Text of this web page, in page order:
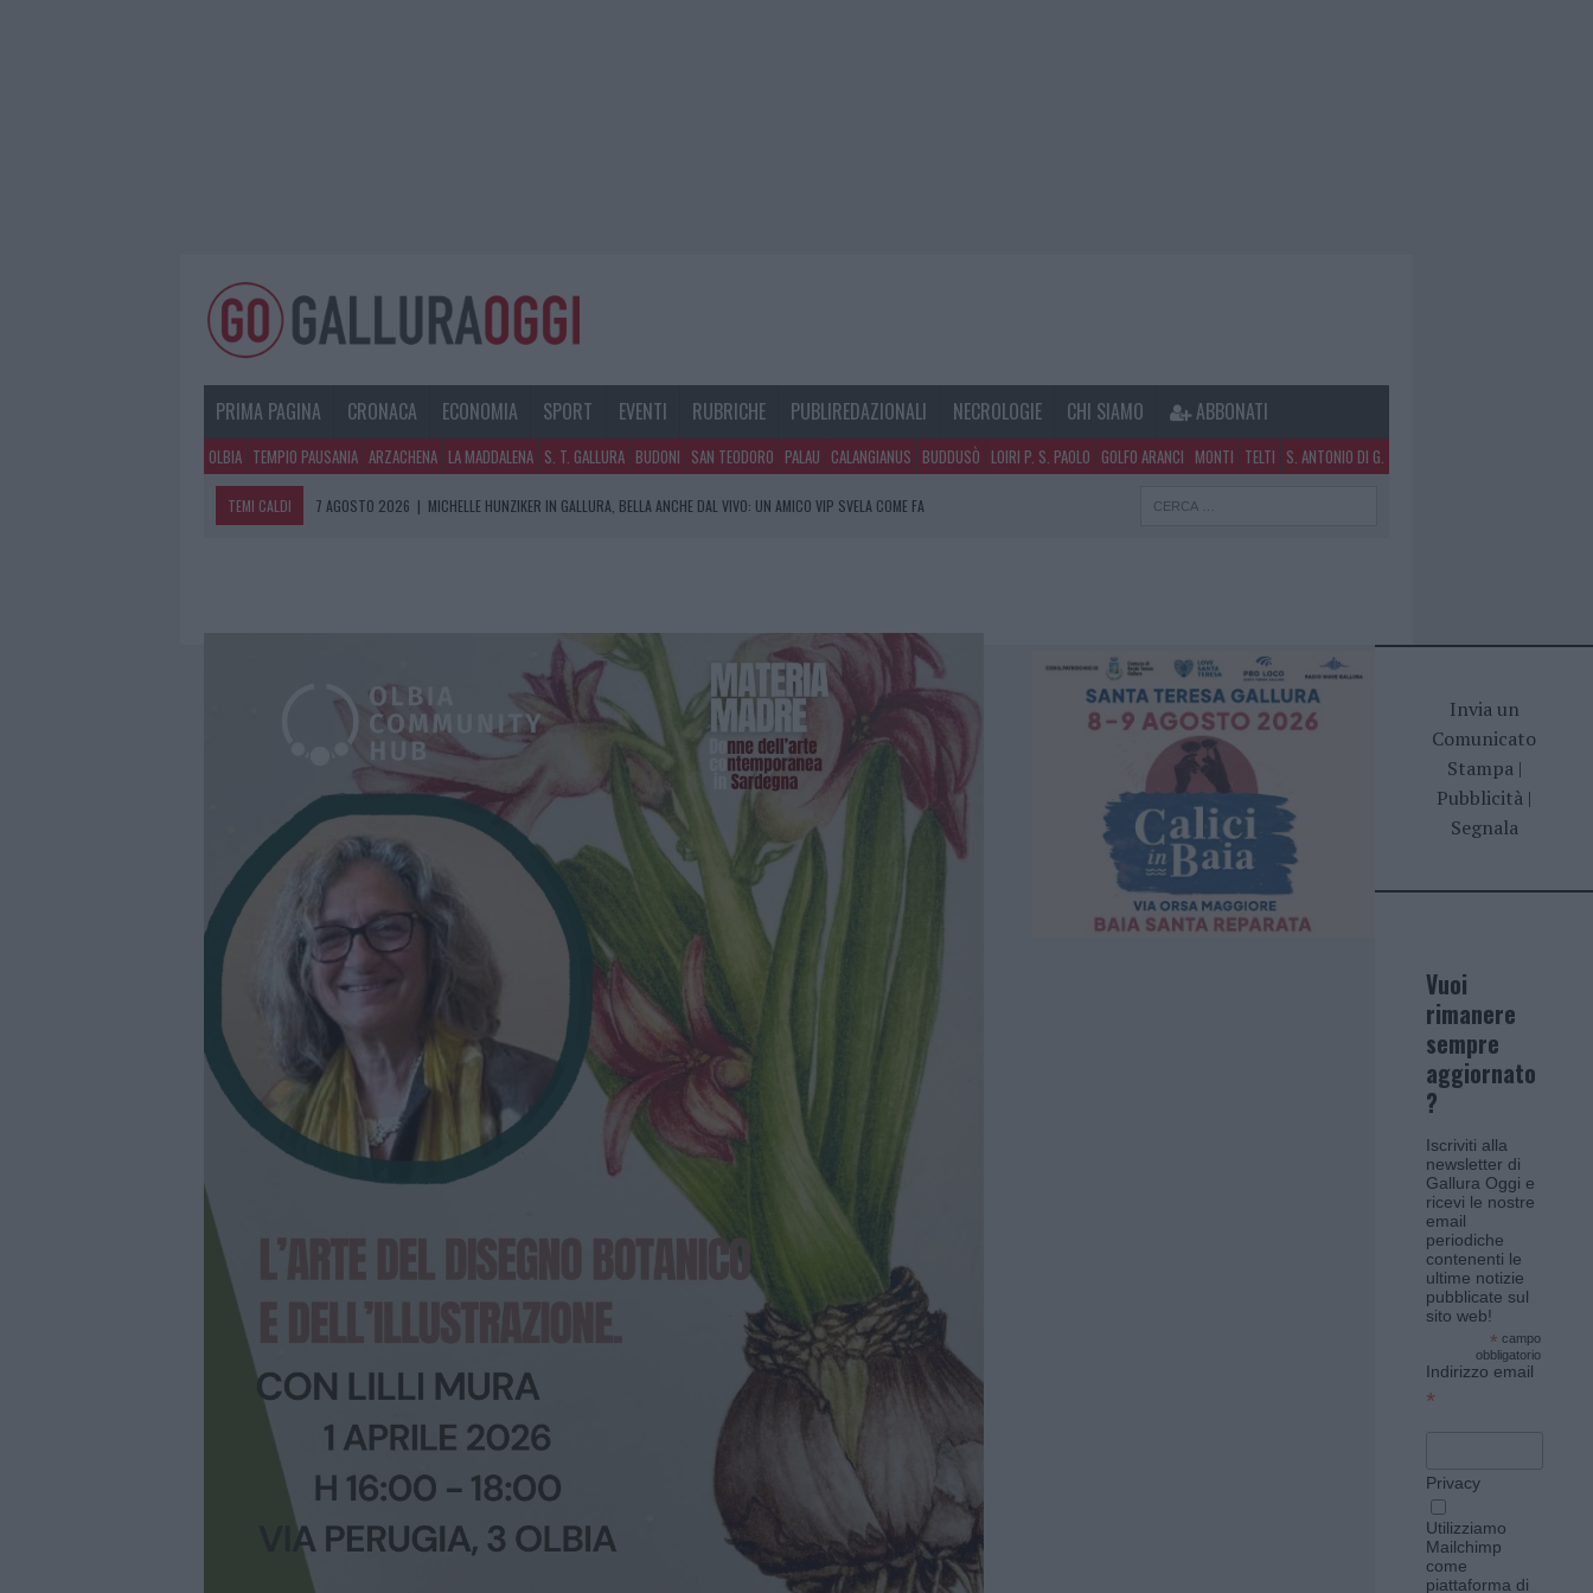
PRIMA PAGINA CRONACA ECONOMIA SPORT EVENTI RUBRICHE PUBLIREDAZIONALI NECROLOGIE CHI SIAMO ABBONATI
OLBIA TEMPIO PAUSANIA ARZACHENA LA MADDALENA S. T. GALLURA BUDONI SAN TEODORO PALAU CALANGIANUS BUDDUSÒ LOIRI P. S. PAOLO GOLFO ARANCI MONTI TELTI S. ANTONIO DI G.
TEMI CALDI 7 AGOSTO 2026 | MICHELLE HUNZIKER IN GALLURA, BELLA ANCHE DAL VIVO: UN AMICO VIP SVELA COME FA
LE PREVISIONI METEO PER IL WEEKEND A OLBIA E IN GALLURA
Invia un
Comunicato
Stampa|
Pubblicità |
Segnala
Vuoi
rimanere
sempre
aggiornato
?
Iscriviti alla
newsletter di
Gallura Oggi e
ricevi le nostre
email
periodiche
contenenti le
ultime notizie
pubblicate sul
sito web!
* campo
obbligatorio
Indirizzo email
*
Privacy
Utilizziamo
Mailchimp
come
piattaforma di